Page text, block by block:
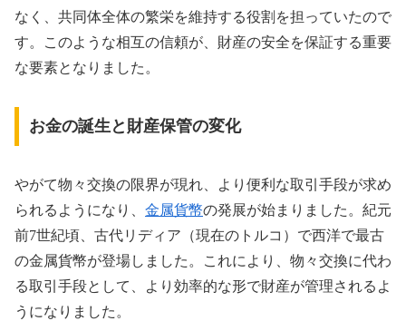
なく、共同体全体の繁栄を維持する役割を担っていたので
す。このような相互の信頼が、財産の安全を保証する重要
な要素となりました。
お金の誕生と財産保管の変化
やがて物々交換の限界が現れ、より便利な取引手段が求め
られるようになり、 金属貨幣の発展が始まりました。紀元
前7世紀頃、古代リディア（現在のトルコ）で西洋で最古
の金属貨幣が登場しました。これにより、物々交換に代わ
る取引手段として、より効率的な形で財産が管理されるよ
うになりました。